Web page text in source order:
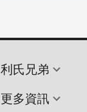
利氏兄弟
更多資訊